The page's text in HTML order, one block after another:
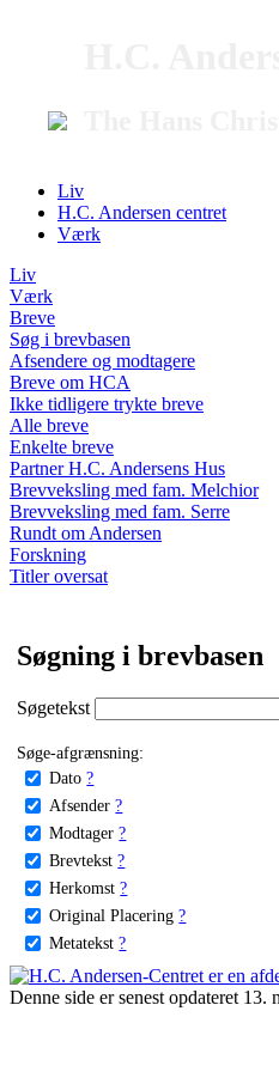
Liv
H.C. Andersen centret
Værk
Liv
Værk
Breve
Søg i brevbasen
Afsendere og modtagere
Breve om HCA
Ikke tidligere trykte breve
Alle breve
Enkelte breve
Partner H.C. Andersens Hus
Brevveksling med fam. Melchior
Brevveksling med fam. Serre
Rundt om Andersen
Forskning
Titler oversat
Søgning i brevbasen
Søgetekst
Søge-afgrænsning:
Dato ?
Afsender ?
Modtager ?
Brevtekst ?
Herkomst ?
Original Placering ?
Metatekst ?
Denne side er senest opdateret 13.